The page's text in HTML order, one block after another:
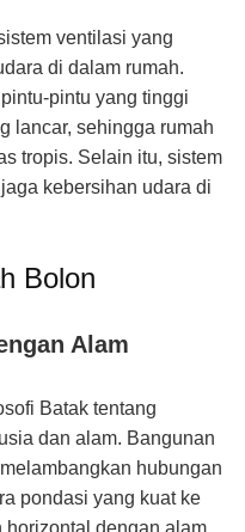
ventilasi yang
di dalam rumah.
pintu yang tinggi
lancar, sehingga rumah
tropis. Selain itu, sistem
kebersihan udara di
Bolon
Alam
Batak tentang
dan alam. Bangunan
hubungan
pondasi yang kuat ke